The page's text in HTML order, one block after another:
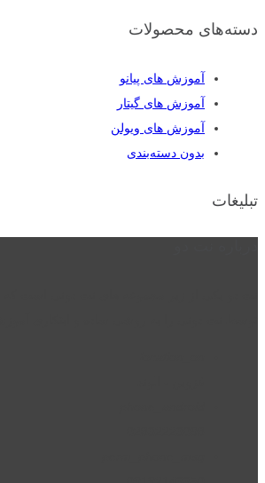
دسته‌های محصولات
آموزش های پیانو
آموزش های گیتار
آموزش های ویولن
بدون دسته‌بندی
تبلیغات